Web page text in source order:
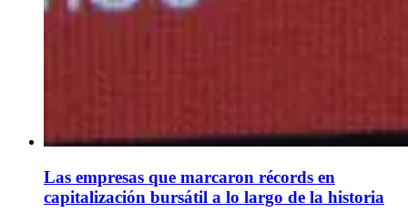
Las empresas que marcaron récords en
capitalización bursátil a lo largo de la historia